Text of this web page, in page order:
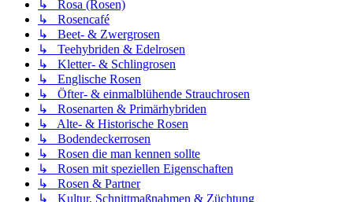
↳ Rosa (Rosen)
↳ Rosencafé
↳ Beet- & Zwergrosen
↳ Teehybriden & Edelrosen
↳ Kletter- & Schlingrosen
↳ Englische Rosen
↳ Öfter- & einmalblühende Strauchrosen
↳ Rosenarten & Primärhybriden
↳ Alte- & Historische Rosen
↳ Bodendeckerrosen
↳ Rosen die man kennen sollte
↳ Rosen mit speziellen Eigenschaften
↳ Rosen & Partner
↳ Kultur, Schnittmaßnahmen & Züchtung